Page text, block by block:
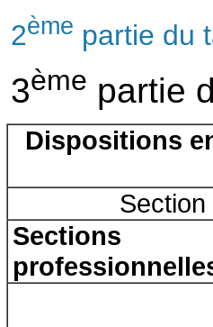
2ème partie du
3ème partie
Dispositions
Section
Sections